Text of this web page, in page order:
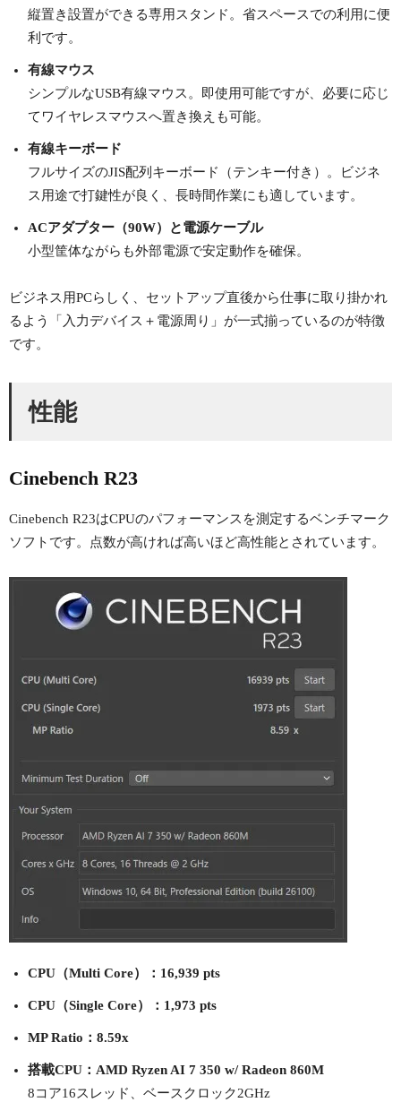
縦置き設置ができる専用スタンド。省スペースでの利用に便
利です。
有線マウス
シンプルなUSB有線マウス。即使用可能ですが、必要に応じ
てワイヤレスマウスへ置き換えも可能。
有線キーボード
フルサイズのJIS配列キーボード（テンキー付き）。ビジネ
ス用途で打鍵性が良く、長時間作業にも適しています。
ACアダプター（90W）と電源ケーブル
小型筐体ながらも外部電源で安定動作を確保。
ビジネス用PCらしく、セットアップ直後から仕事に取り掛かれ
るよう「入力デバイス＋電源周り」が一式揃っているのが特徴
です。
性能
Cinebench R23
Cinebench R23はCPUのパフォーマンスを測定するベンチマーク
ソフトです。点数が高ければ高いほど高性能とされています。
CPU（Multi Core）：16,939 pts
CPU（Single Core）：1,973 pts
MP Ratio：8.59x
搭載CPU：AMD Ryzen AI 7 350 w/ Radeon 860M
8コア16スレッド、ベースクロック2GHz